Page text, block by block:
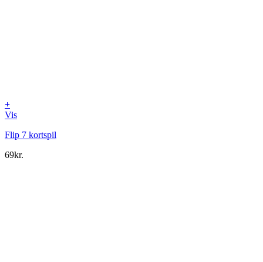
+
Vis
Flip 7 kortspil
69kr.